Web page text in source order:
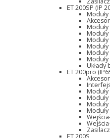
ET 200SP (IP
ET 200pro